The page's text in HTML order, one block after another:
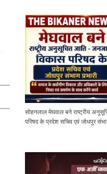
सोहनलाल मेघवाल बने राष्ट्रीय
परिषद के प्रदेश सचिव एवं जोधपुर